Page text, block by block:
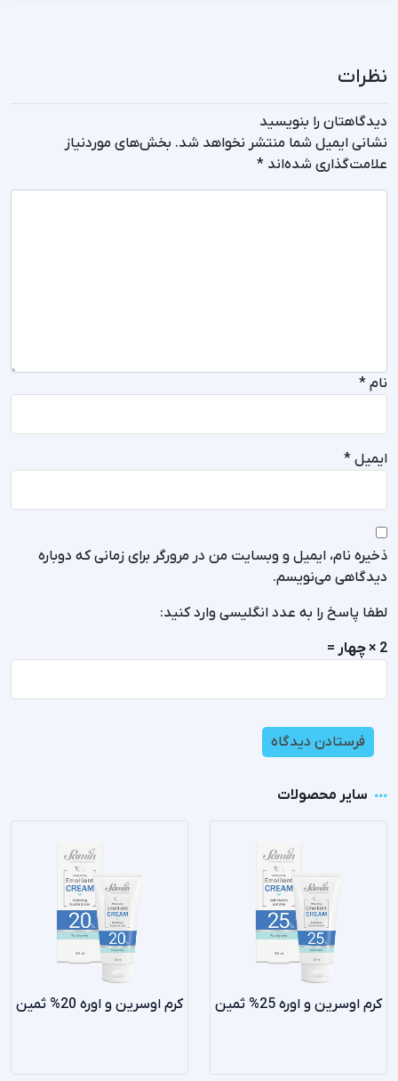
نظرات
دیدگاهتان را بنویسید
نشانی ایمیل شما منتشر نخواهد شد. بخش‌های موردنیاز
علامت‌گذاری شده‌اند *
نام *
ایمیل *
ذخیره نام، ایمیل و وبسایت من در مرورگر برای زمانی که دوباره
دیدگاهی می‌نویسم.
لطفا پاسخ را به عدد انگلیسی وارد کنید:
2 × چهار =
سایر محصولات
کرم اوسرین و اوره 25% ثمین کرم اوسرین و اوره 20% ثمین